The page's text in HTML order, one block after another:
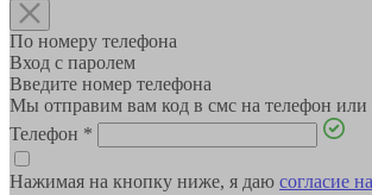
По номеру телефона
Вход с паролем
Введите номер телефона
Мы отправим вам код в смс на телефон
Телефон *
Нажимая на кнопку ниже, я даю согласие